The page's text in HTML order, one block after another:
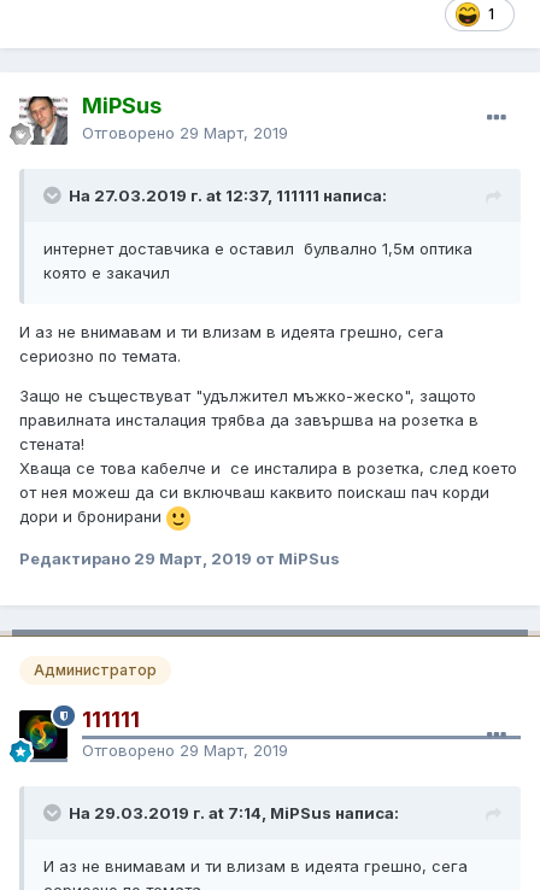
1
MiPSus
Отговорено 29 Март, 2019
На 27.03.2019 г. at 12:37, 111111 написа:
интернет доставчика е оставил булвално 1,5м оптика
която е закачил
И аз не внимавам и ти влизам в идеята грешно, сега
сериозно по темата.
Защо не съществуват "удължител мъжко-жеско", защото
правилната инсталация трябва да завършва на розетка в
стената!
Хваща се това кабелче и се инсталира в розетка, след което
от нея можеш да си включваш каквито поискаш пач корди
дори и бронирани
Редактирано 29 Март, 2019 от MiPSus
Администратор
111111
Отговорено 29 Март, 2019
На 29.03.2019 г. at 7:14, MiPSus написа:
И аз не внимавам и ти влизам в идеята грешно, сега